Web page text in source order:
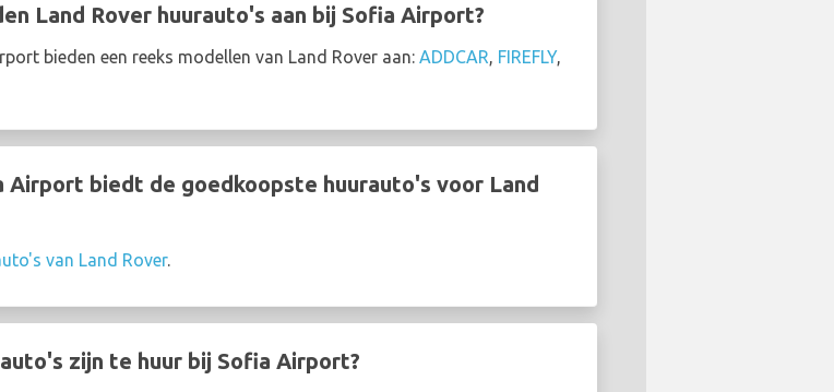
Land Rover huurauto's aan bij Sofia Airport?
bieden een reeks modellen van Land Rover aan: ADDCAR, FIREFLY,
biedt de goedkoopste huurauto's voor Land
van Land Rover.
zijn te huur bij Sofia Airport?